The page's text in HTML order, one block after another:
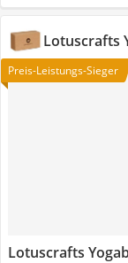
Lotuscrafts
Preis-Leistungs-Sieger
Lotuscrafts